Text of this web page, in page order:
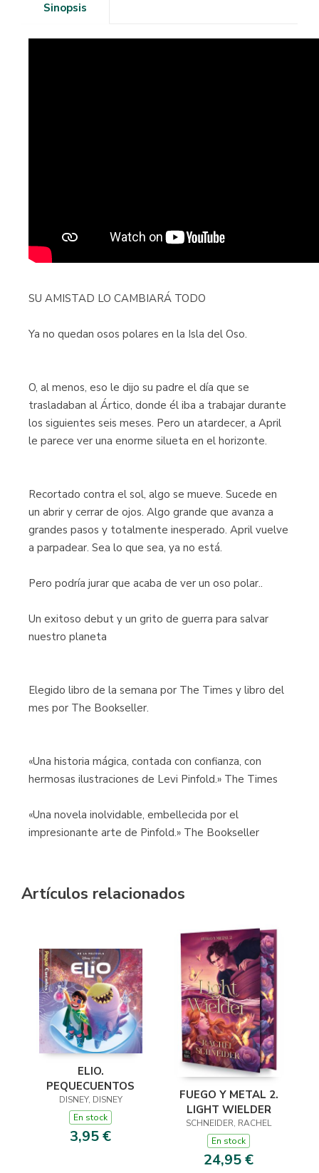
Sinopsis
SU AMISTAD LO CAMBIARÁ TODO
Ya no quedan osos polares en la Isla del Oso.
O, al menos, eso le dijo su padre el día que se
trasladaban al Ártico, donde él iba a trabajar durante
los siguientes seis meses. Pero un atardecer, a April
le parece ver una enorme silueta en el horizonte.
Recortado contra el sol, algo se mueve. Sucede en
un abrir y cerrar de ojos. Algo grande que avanza a
grandes pasos y totalmente inesperado. April vuelve
a parpadear. Sea lo que sea, ya no está.
Pero podría jurar que acaba de ver un oso polar..
Un exitoso debut y un grito de guerra para salvar
nuestro planeta
Elegido libro de la semana por The Times y libro del
mes por The Bookseller.
«Una historia mágica, contada con confianza, con
hermosas ilustraciones de Levi Pinfold.» The Times
«Una novela inolvidable, embellecida por el
impresionante arte de Pinfold.» The Bookseller
Artículos relacionados
ELIO.
PEQUECUENTOS
DISNEY, DISNEY
En stock
3,95 €
FUEGO Y METAL 2.
LIGHT WIELDER
SCHNEIDER, RACHEL
En stock
24,95 €